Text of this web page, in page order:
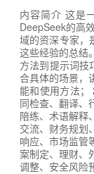
内容简介 这是
DeepSeek的高
域的资深专家，
这些经验的总结
方法到提示词技
合具体的场景，
能和使用方法
同检查、翻译、
陪练、术语解释
交流、财务规划
响应、市场监管
案制定、理财、
调整、安全风险